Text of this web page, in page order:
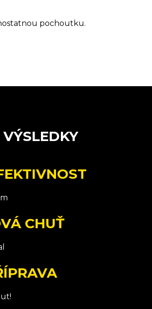
pochoutku.
CHUŤ